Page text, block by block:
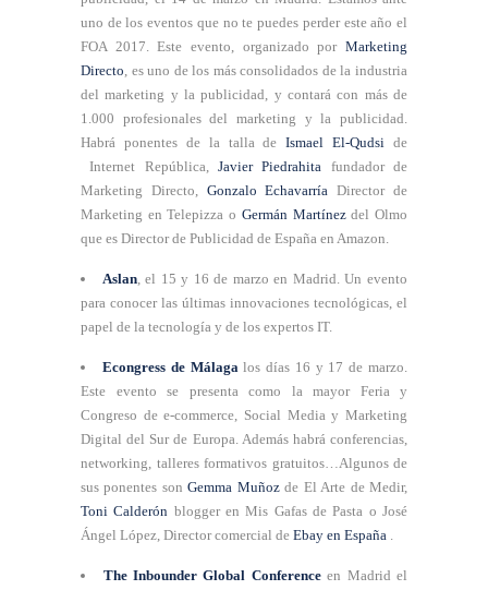
uno de los eventos que no te puedes perder este año el
FOA 2017. Este evento, organizado por Marketing
Directo, es uno de los más consolidados de la industria
del marketing y la publicidad, y contará con más de
1.000 profesionales del marketing y la publicidad.
Habrá ponentes de la talla deIsmael El-Qudsi de
Internet República, Javier Piedrahita fundador de
Marketing Directo, Gonzalo Echavarría Director de
Marketing en Telepizza o Germán Martínezdel Olmo
que es Director de Publicidad de España en Amazon.
Aslan, el 15 y 16 de marzo en Madrid. Un evento
para conocer las últimas innovaciones tecnológicas, el
papel de la tecnología y de los expertos IT.
Econgress de Málaga los días 16 y 17 de marzo.
Este evento se presenta como la mayor Feria y
Congreso de e-commerce, Social Media y Marketing
Digital del Sur de Europa. Además habrá conferencias,
networking, talleres formativos gratuitos…Algunos de
sus ponentes sonGemma Muñozde El Arte de Medir,
Toni Calderón blogger en Mis Gafas de Pasta o José
Ángel López, Director comercial de Ebay en España .
The Inbounder Global Conferenceen Madrid el